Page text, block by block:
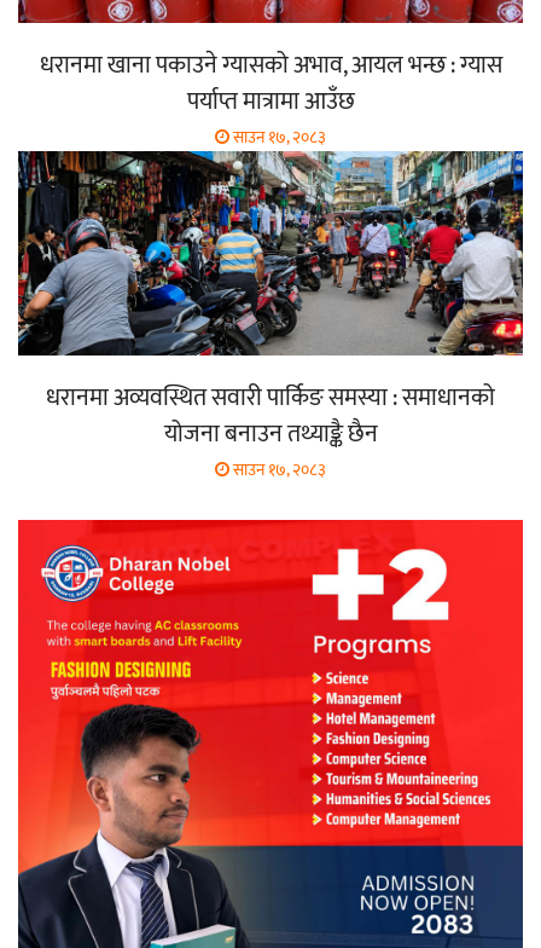
धरानमा खाना पकाउने ग्यासको अभाव, आयल भन्छ : ग्यास
पर्याप्त मात्रामा आउँछ
साउन १७, २०८३
धरानमा अव्यवस्थित सवारी पार्किङ समस्या : समाधानको
योजना बनाउन तथ्याङ्कै छैन
साउन १७, २०८३